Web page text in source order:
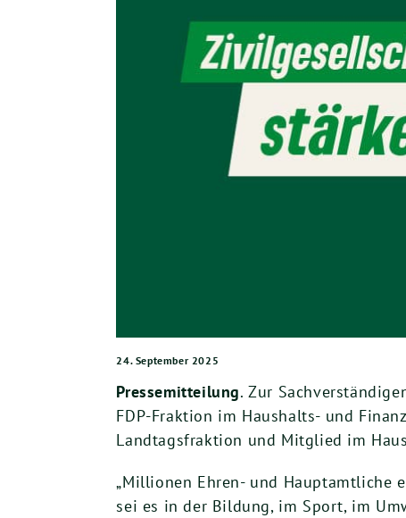
24. September 2025
Pressemitteilung. Zur
FDP-Fraktion im Haushalts- und
Landtagsfraktion und Mitglied im
„Millionen Ehren- und Hauptamtliche
sei es in der Bildung, im Sport, im